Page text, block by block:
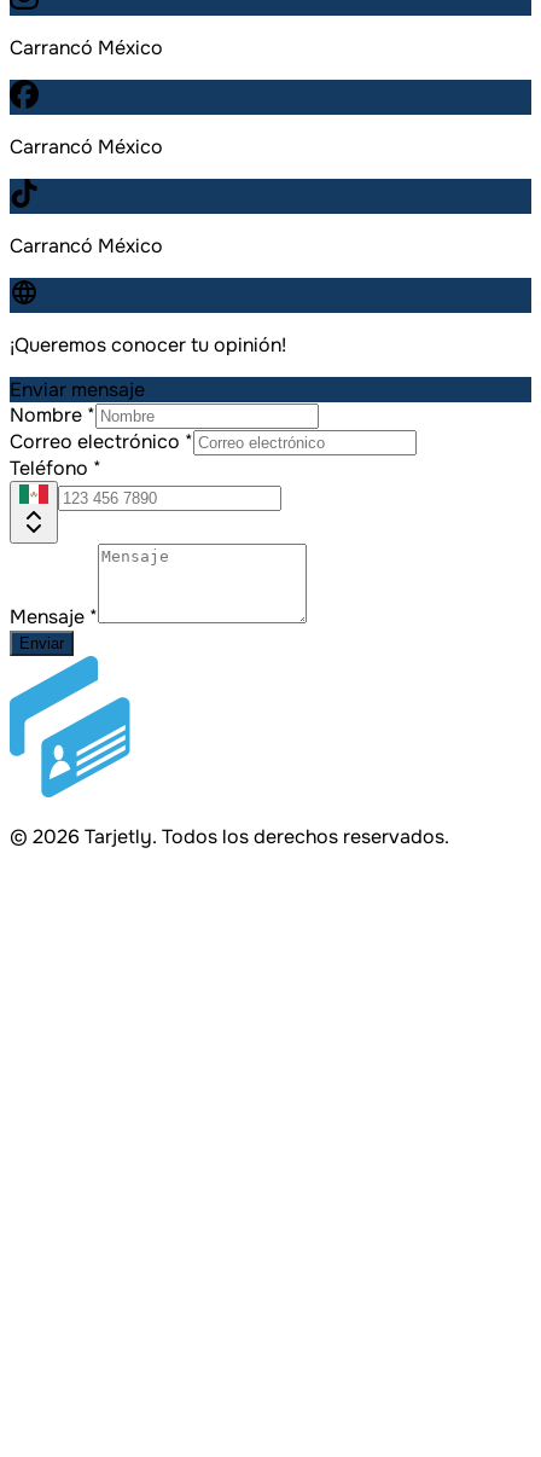
Carrancó México
Carrancó México
Carrancó México
¡Queremos conocer tu opinión!
Enviar mensaje
Nombre *
Correo electrónico *
Teléfono *
Mensaje *
Enviar
© 2026 Tarjetly. Todos los derechos reservados.